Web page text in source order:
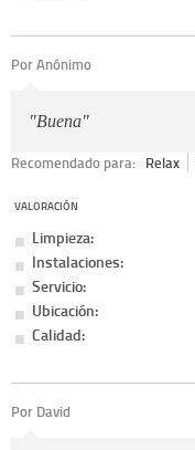
Por Anónimo
"Buena"
Recomendado para: Relax
VALORACIÓN
Limpieza:
Instalaciones:
Servicio:
Ubicación:
Calidad:
Por David